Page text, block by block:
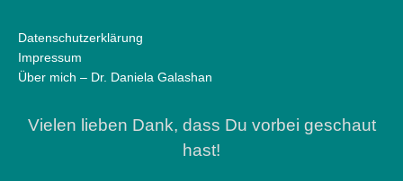
Datenschutzerklärung
Impressum
Über mich – Dr. Daniela Galashan
Vielen lieben Dank, dass Du vorbei geschaut
hast!